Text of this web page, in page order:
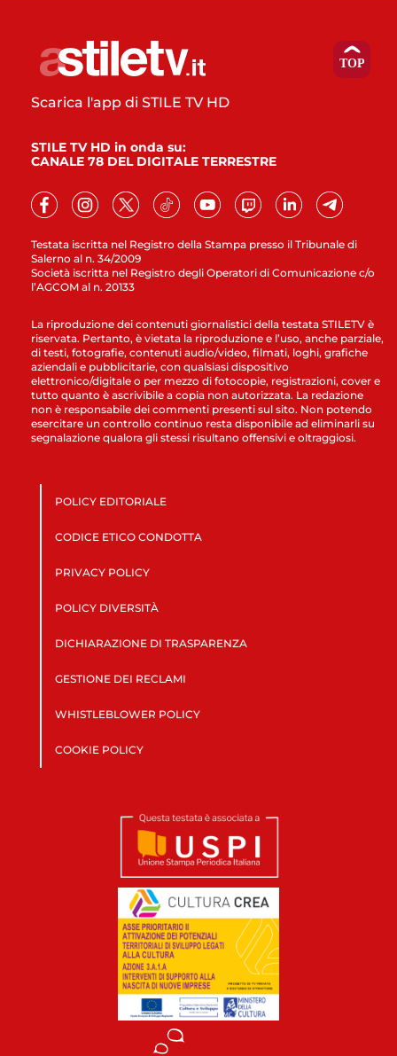
Testata iscritta nel Registro della Stampa presso il Tribunale di
Salerno al n. 34/2009
Società iscritta nel Registro degli Operatori di Comunicazione c/o
l’AGCOM al n. 20133
Scarica l'app di STILE TV HD
STILE TV HD in onda su:
CANALE 78 DEL DIGITALE TERRESTRE
La riproduzione dei contenuti giornalistici della testata STILETV è
riservata. Pertanto, è vietata la riproduzione e l’uso, anche parziale,
di testi, fotografie, contenuti audio/video, filmati, loghi, grafiche
aziendali e pubblicitarie, con qualsiasi dispositivo
elettronico/digitale o per mezzo di fotocopie, registrazioni, cover e
tutto quanto è ascrivibile a copia non autorizzata. La redazione
non è responsabile dei commenti presenti sul sito. Non potendo
esercitare un controllo continuo resta disponibile ad eliminarli su
segnalazione qualora gli stessi risultano offensivi e oltraggiosi.
POLICY EDITORIALE
CODICE ETICO CONDOTTA
PRIVACY POLICY
POLICY DIVERSITÀ
DICHIARAZIONE DI TRASPARENZA
GESTIONE DEI RECLAMI
WHISTLEBLOWER POLICY
COOKIE POLICY